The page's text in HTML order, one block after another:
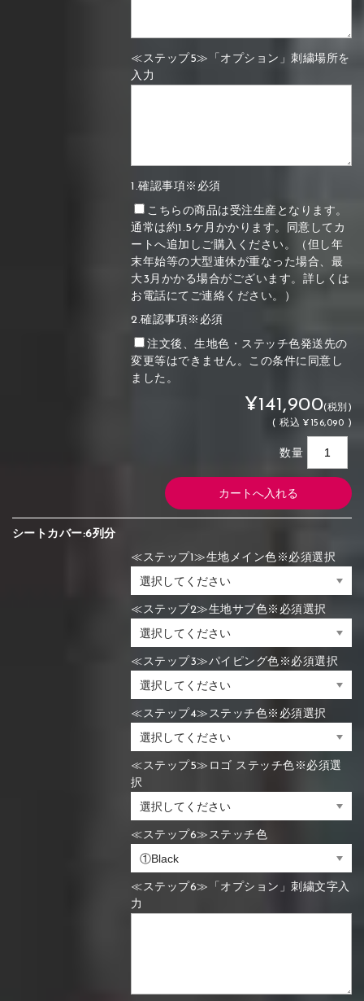
≪ステップ5≫「オプション」刺繍場所を
入力
1.確認事項※必須
こちらの商品は受注生産となります。
通常は約1.5ケ月かかります。同意してカ
ートへ追加しご購入ください。（但し年
末年始等の大型連休が重なった場合、最
大3月かかる場合がございます。詳しくは
お電話にてご連絡ください。）
2.確認事項※必須
注文後、生地色・ステッチ色発送先の
変更等はできません。この条件に同意し
ました。
¥141,900(税別)
(税込 ¥156,090 )
数量
シートカバー:6列分
≪ステップ1≫生地メイン色※必須選択
≪ステップ2≫生地サブ色※必須選択
≪ステップ3≫パイピング色※必須選択
≪ステップ4≫ステッチ色※必須選択
≪ステップ5≫ロゴ ステッチ色※必須選
択
≪ステップ6≫ステッチ色
≪ステップ6≫「オプション」刺繍文字入
力